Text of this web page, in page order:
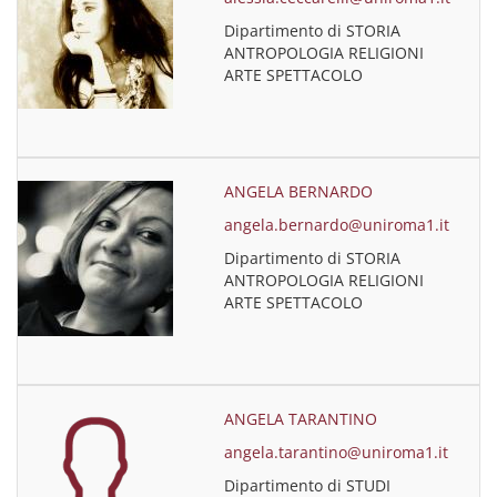
Dipartimento di STORIA
ANTROPOLOGIA RELIGIONI
ARTE SPETTACOLO
ANGELA BERNARDO
angela.bernardo@uniroma1.it
Dipartimento di STORIA
ANTROPOLOGIA RELIGIONI
ARTE SPETTACOLO
ANGELA TARANTINO
angela.tarantino@uniroma1.it
Dipartimento di STUDI